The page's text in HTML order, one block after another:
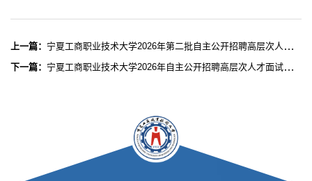
上一篇： 宁夏工商职业技术大学2026年第二批自主公开招聘高层次人才公告
下一篇： 宁夏工商职业技术大学2026年自主公开招聘高层次人才面试成绩及拟体检人员公示公告（二）